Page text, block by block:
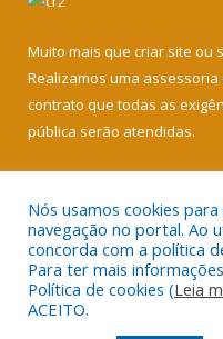
Muito mais que criar site ou
Realizamos uma assessoria
contrato que todas as
pública serão atendidas.
Todos os direitos
Nós usamos cookies
navegação no portal. Ao
concorda com a política
Para ter mais
Política de cookies (Leia
ACEITO.